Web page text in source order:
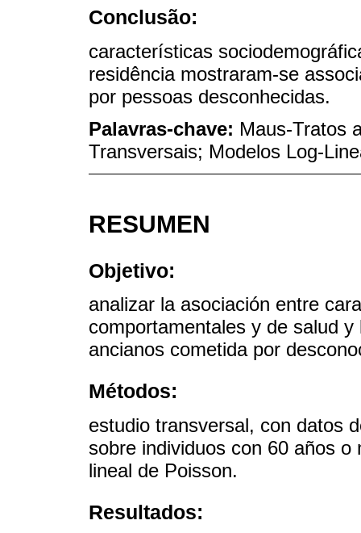
Conclusão:
características
residência mostraram-se
por pessoas desconhecidas.
Palavras-chave: Maus-Tratos
Transversais; Modelos Log-
RESUMEN
Objetivo:
analizar la asociación entre
comportamentales y de salud
ancianos cometida por
Métodos:
estudio transversal, con datos
sobre individuos con 60 años
lineal de Poisson.
Resultados: